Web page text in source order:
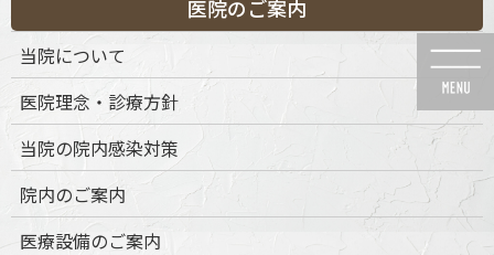
ン
ン
に
動
ビ
ー
ョ
に
動成人矯正（表側・裏側・部分）
医院のご案内
当院について
医院理念・診療方針
当院の院内感染対策
院内のご案内
医療設備のご案内